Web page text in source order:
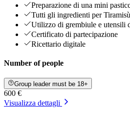
Preparazione di una mini
Tutti gli ingredienti per
Utilizzo di grembiule e utensili
Certificato di partecipazione
Ricettario digitale
Number of people
Group leader must be 18+
600 €
Visualizza dettagli